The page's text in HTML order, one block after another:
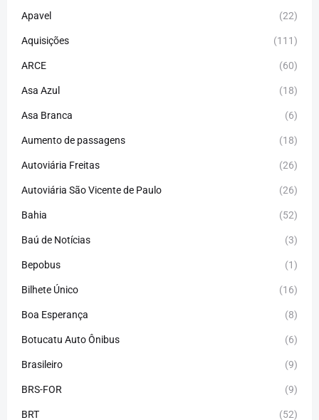
Apavel (22)
Aquisições (111)
ARCE (60)
Asa Azul (18)
Asa Branca (6)
Aumento de passagens (18)
Autoviária Freitas (26)
Autoviária São Vicente de Paulo (26)
Bahia (52)
Baú de Notícias (3)
Bepobus (1)
Bilhete Único (16)
Boa Esperança (8)
Botucatu Auto Ônibus (6)
Brasileiro (9)
BRS-FOR (9)
BRT (52)